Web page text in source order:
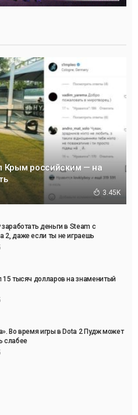
Крым российским — на
3.45K
заработать деньги в Steam с
2, даже если ты не играешь
15 тысяч долларов на знаменитый
Во время игры в Dota 2 Пудж может
слабее